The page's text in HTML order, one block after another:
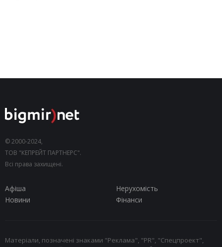
© 2000-2024,
ТОВ "КЕПРЕЙТ ПАРТНЕРС".
Всі права захищені.
Афіша
Нерухомість
Новини
Фінанси
Матеріали, позначені знаками "Реклама", "PR", "Спецпроект",